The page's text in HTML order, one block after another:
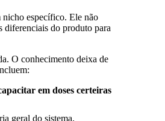
nicho específico. Ele não
diferenciais do produto para
O conhecimento deixa de
em doses certeiras
geral do sistema.